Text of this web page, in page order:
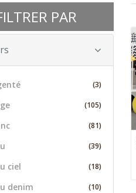
PAR
(3)
(105)
(81)
(39)
ciel (18)
denim (10)